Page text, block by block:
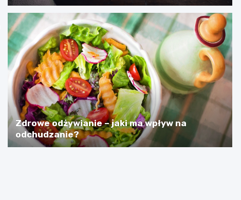
Zdrowe odżywianie – jaki ma wpływ na
odchudzanie?